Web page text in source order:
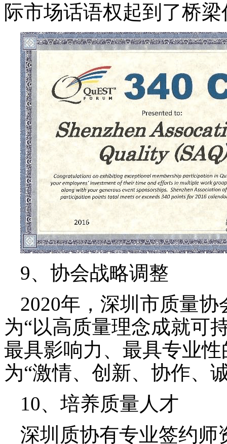
际市场话语权起到了桥
9、协会战略调整
2020年，深圳市质量
为“以高质量理念成就可
最具影响力、最具专业
为“激情、创新、协作、
10、培养质量人才
深圳质协有专业签约师